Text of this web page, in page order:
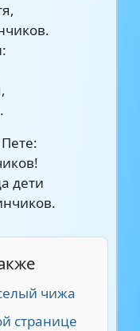
дети
чижа
странице